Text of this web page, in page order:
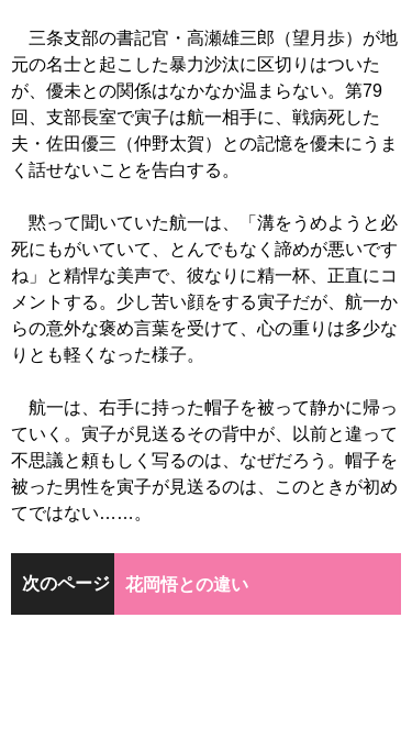
三条支部の書記官・高瀬雄三郎（望月歩）が地
元の名士と起こした暴力沙汰に区切りはついた
が、優未との関係はなかなか温まらない。第79
回、支部長室で寅子は航一相手に、戦病死した
夫・佐田優三（仲野太賀）との記憶を優未にうま
く話せないことを告白する。
黙って聞いていた航一は、「溝をうめようと必
死にもがいていて、とんでもなく諦めが悪いです
ね」と精悍な美声で、彼なりに精一杯、正直にコ
メントする。少し苦い顔をする寅子だが、航一か
らの意外な褒め言葉を受けて、心の重りは多少な
りとも軽くなった様子。
航一は、右手に持った帽子を被って静かに帰っ
ていく。寅子が見送るその背中が、以前と違って
不思議と頼もしく写るのは、なぜだろう。帽子を
被った男性を寅子が見送るのは、このときが初め
てではない……。
次のページ 花岡悟との違い